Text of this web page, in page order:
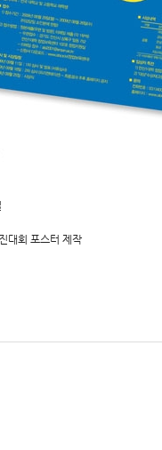
대회 포스터 제작